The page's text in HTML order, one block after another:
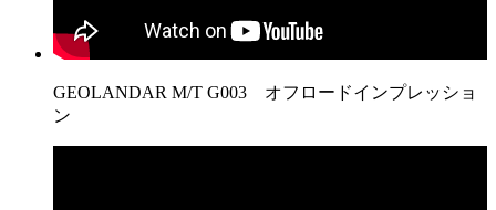
GEOLANDAR M/T G003 オフロードインプレッショ
ン